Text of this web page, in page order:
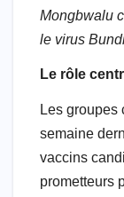
Mongbwalu
le virus
Le rôle
Les groupes
semaine
vaccins
prometteurs